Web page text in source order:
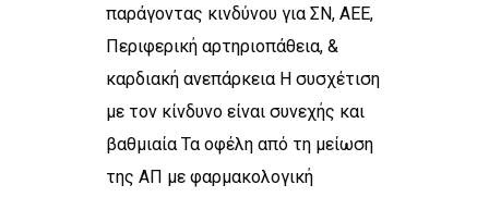
παράγοντας κινδύνου για ΣΝ, ΑΕΕ,
Περιφερική αρτηριοπάθεια, &
καρδιακή ανεπάρκεια Η συσχέτιση
με τον κίνδυνο είναι συνεχής και
βαθμιαία Τα οφέλη από τη μείωση
της ΑΠ με φαρμακολογική